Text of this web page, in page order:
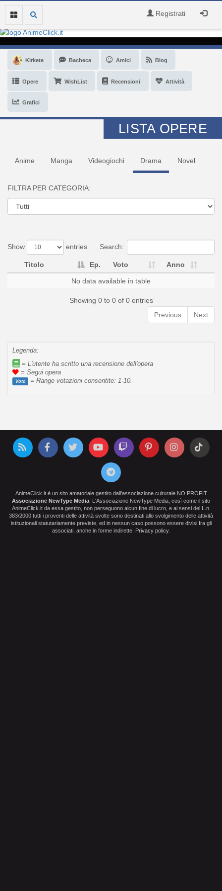
Registrati
Kirkete Bacheca Amici Blog
Opere WishList Recensioni Attività
Grafici
LISTA OPERE
Anime Manga Videogiochi Drama Novel
FILTRA PER CATEGORIA:
Show entries Search:
Titolo Ep. Voto Anno
No data available in table
Showing 0 to 0 of 0 entries
Previous
Next
Legenda:
= L'utente ha scritto una recensione dell'opera
= Segui opera
Voto = Range votazioni consentite: 1-10.
AnimeClick.it è un sito amatoriale gestito dall'associazione culturale NO PROFIT
Associazione NewType Media . L'Associazione NewType Media, così come il sito
AnimeClick.it da essa gestito, non perseguono alcun fine di lucro, e ai sensi del L.n.
383/2000 tutti i proventi delle attività svolte sono destinati allo svolgimento delle attività
istituzionali statutariamente previste, ed in nessun caso possono essere divisi fra gli
associati, anche in forme indirette.
Privacy policy.